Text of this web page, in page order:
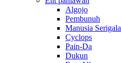
Algojo
Pembunuh
Manusia Serigala
Cyclops
Pain-Da
Dukun